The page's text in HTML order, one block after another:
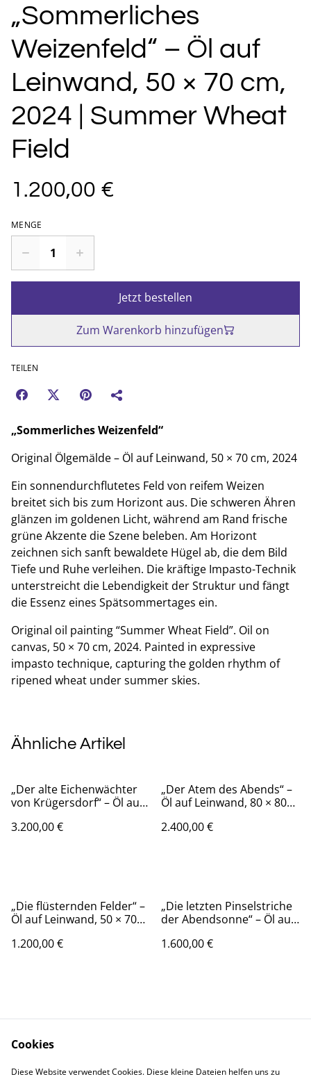
„Sommerliches
Weizenfeld“ – Öl auf
Leinwand, 50 × 70 cm,
2024 | Summer Wheat
Field
1.200,00 €
MENGE
Jetzt bestellen
Zum Warenkorb hinzufügen
TEILEN
„Sommerliches Weizenfeld“
Original Ölgemälde – Öl auf Leinwand, 50 × 70 cm, 2024
Ein sonnendurchflutetes Feld von reifem Weizen
breitet sich bis zum Horizont aus. Die schweren Ähren
glänzen im goldenen Licht, während am Rand frische
grüne Akzente die Szene beleben. Am Horizont
zeichnen sich sanft bewaldete Hügel ab, die dem Bild
Tiefe und Ruhe verleihen. Die kräftige Impasto-Technik
unterstreicht die Lebendigkeit der Struktur und fängt
die Essenz eines Spätsommertages ein.
Original oil painting “Summer Wheat Field”. Oil on
canvas, 50 × 70 cm, 2024. Painted in expressive
impasto technique, capturing the golden rhythm of
ripened wheat under summer skies.
Ähnliche Artikel
„Der alte Eichenwächter
von Krügersdorf“ – Öl auf
2022
3.200,00 €
„Der Atem des Abends“ –
Öl auf Leinwand, 80 × 80
2.400,00 €
„Die flüsternden Felder“ –
Öl auf Leinwand, 50 × 70
1.200,00 €
„Die letzten Pinselstriche
der Abendsonne“ – Öl auf
2023 | The Last
1.600,00 €
Kontaktieren Sie uns
Rechtliche
Cookies
Diese Website verwendet Cookies. Diese kleine Dateien helfen uns zu